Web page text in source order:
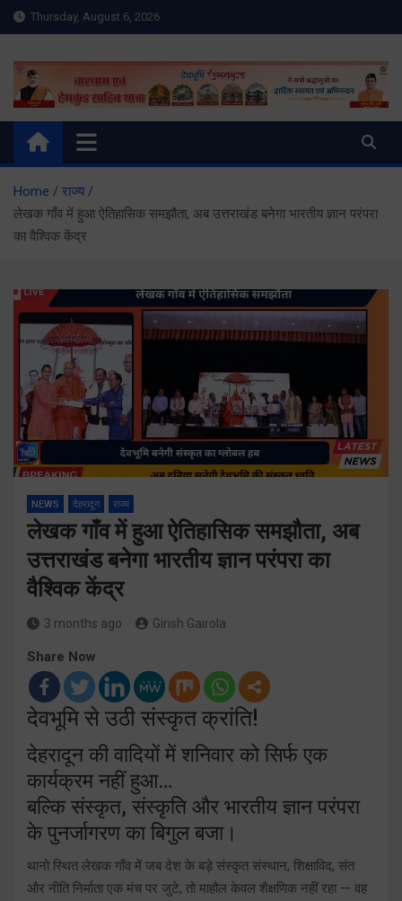
Skip
to
Thursday, August 6, 2026
Meru Raibar | Uttarakhand
News | Uttarkashi News
meruraibar.com
Home
राज्य
लेखक गाँव में हुआ ऐतिहासिक समझौता, अब उत्तराखंड बनेगा भारतीय ज्ञान परंपरा
का वैश्विक केंद्र
NEWS देहरादून राज्य
लेखक गाँव में हुआ ऐतिहासिक समझौता, अब
उत्तराखंड बनेगा भारतीय ज्ञान परंपरा का
वैश्विक केंद्र
3 months ago Girish Gairola
Share Now
देवभूमि से उठी संस्कृत क्रांति!
देहरादून की वादियों में शनिवार को सिर्फ एक
कार्यक्रम नहीं हुआ…
बल्कि संस्कृत, संस्कृति और भारतीय ज्ञान परंपरा
के पुनर्जागरण का बिगुल बजा।
थानो स्थित लेखक गाँव में जब देश के बड़े संस्कृत संस्थान, शिक्षाविद, संत
और नीति निर्माता एक मंच पर जुटे, तो माहौल केवल शैक्षणिक नहीं रहा — वह